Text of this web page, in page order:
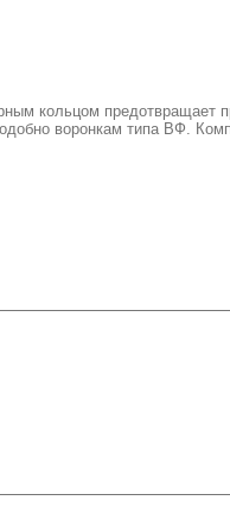
кольцом предотвращает
воронкам типа ВФ.